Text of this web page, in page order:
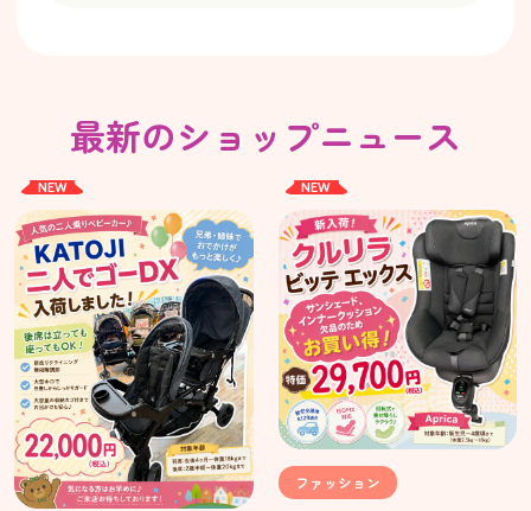
最新のショップニュース
NEW NEW
ファッション